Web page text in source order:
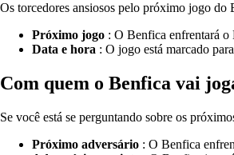
Os torcedores ansiosos pelo próximo jogo do
Próximo jogo : O Benfica enfrentará
Data e hora : O jogo está marcado
Com quem o Benfica vai
Se você está se perguntando sobre os
Próximo adversário : O Benfica